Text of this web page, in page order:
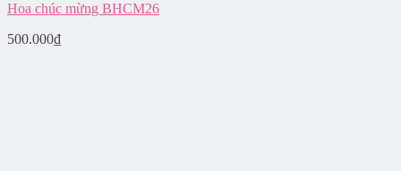
Hoa chúc mừng BHCM26
500.000₫